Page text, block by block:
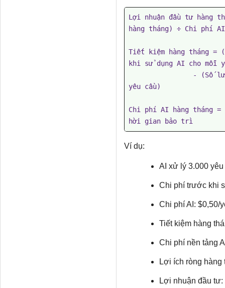
Lợi nhuận đầu tư hàng
hàng tháng) ÷ Chi phí
Tiết kiệm hàng tháng =
khi sử dụng AI cho mỗi
yêu cầu)
Chi phí AI hàng tháng =
hời gian bảo trì
Ví dụ:
AI xử lý 3.000
Chi phí trước khi
Chi phí AI: $0,50/
Tiết kiệm hàng
Chi phí nền tảng
Lợi ích ròng hàng
Lợi nhuận đầu tư: